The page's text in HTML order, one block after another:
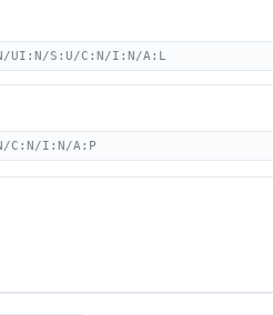
UI:N/S:U/C:N/I:N/A:L
C:N/I:N/A:P